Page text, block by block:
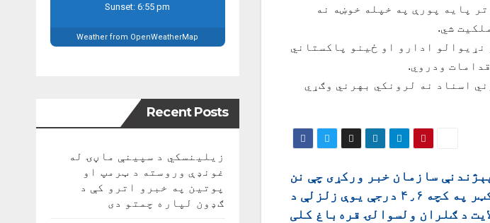
پایه پورې په خپله خوښه نه
شي.
نړيوالو ادارو او ځينو پاکستاني
ودروي.
اسناد نه لرونکي بهرني وګړي
سازمان خبر ورکړی چې نن
(دوشنبې) د ریکټر په کچه ۴٫۶ درجې یوې زلزلې د
د ګلران ولسوالۍ قره‌باغ کلی
Sunset: 6:55 pm
Weather from OpenWeatherMap
Recent Posts
زیلینسکي د سپینې ماڼۍ له
غونډې وروسته د ټرمپ او
پوتین په خبرو اترو کې د
ګډون لپاره چمتو دی